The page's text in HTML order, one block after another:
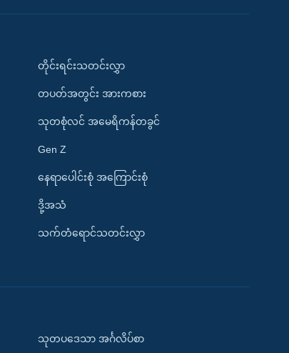
တိုင်းရင်းသတင်းလွှာ
တပတ်အတွင်း အားကစား
သုတစုံလင် အမေရိကန်တခွင်
Gen Z
နေရာပေါင်းစုံ အကြောင်းစုံ
ဒို့အသံ
သက်တံရောင်သတင်းလွှာ
သုတပဒေသာ အင်္ဂလိပ်စာ